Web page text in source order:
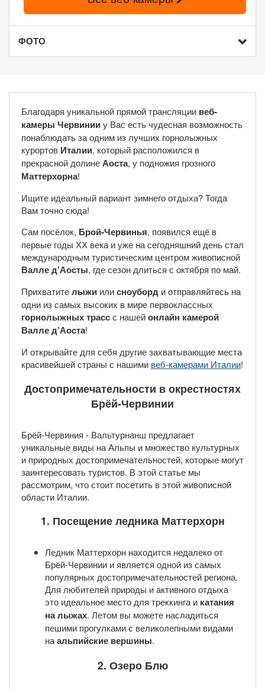
ФОТО
Благодаря уникальной прямой трансляции веб-
камеры Червинииу Вас есть чудесная возможность
понаблюдать за одним из лучших горнолыжных
курортов Италии, который расположился в
прекрасной долинеАоста, у подножия грозного
Маттерхорна!
Ищите идеальный вариант зимнего отдыха? Тогда
Вам точно сюда!
Сам посёлок, Брой-Червинья, появился ещё в
первые годы ХХ века и уже на сегодняшний день стал
международным туристическим центром живописной
Валле д’Аосты, где сезон длиться с октября по май.
Прихватителыжи илисноуборд и отправляйтесь на
одни из самых высоких в мире первоклассных
горнолыжных трассс нашейонлайн камерой
Валле д’Аоста!
И открывайте для себя другие захватывающие места
красивейшей страны с нашими веб-камерами Италии!
Достопримечательности в окрестностях
Брёй-Червинии
Брёй-Червиния - Вальтурнанш предлагает
уникальные виды на Альпы и множество культурных
и природных достопримечательностей, которые могут
заинтересовать туристов. В этой статье мы
рассмотрим, что стоит посетить в этой живописной
области Италии.
1. Посещение ледника Маттерхорн
Ледник Маттерхорн находится недалеко от
Брёй-Червинии и является одной из самых
популярных достопримечательностей региона.
Для любителей природы и активного отдыха
это идеальное место для треккинга и катания
на лыжах. Летом вы можете насладиться
пешими прогулками с великолепными видами
наальпийские вершины.
2. Озеро Блю